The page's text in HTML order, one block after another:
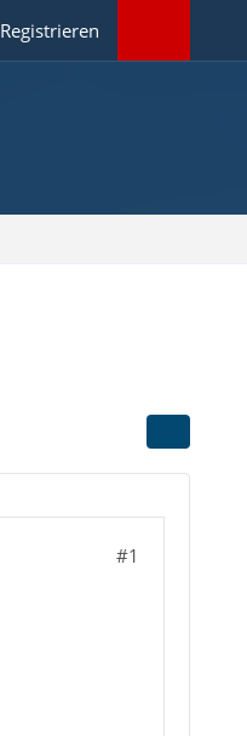
Registrieren
#1